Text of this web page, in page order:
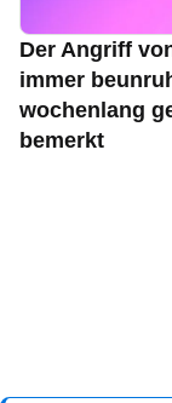
Der Angriff
immer
wochenlang
bemerkt